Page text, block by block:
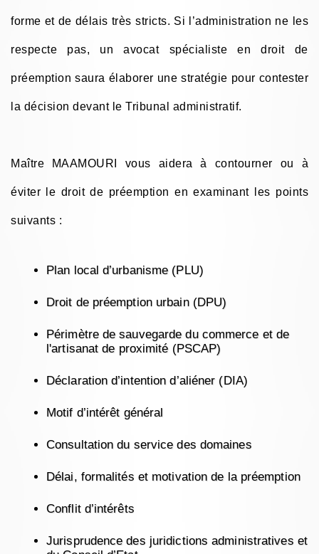
forme et de délais très stricts. Si l’administration ne les
respecte pas, un avocat spécialiste en droit de
préemption saura élaborer une stratégie pour contester
la décision devant le Tribunal administratif.
Maître MAAMOURI vous aidera à contourner ou à
éviter le droit de préemption en examinant les points
suivants :
Plan local d’urbanisme (PLU)
Droit de préemption urbain (DPU)
Périmètre de sauvegarde du commerce et de
l'artisanat de proximité (PSCAP)
Déclaration d’intention d’aliéner (DIA)
Motif d’intérêt général
Consultation du service des domaines
Délai, formalités et motivation de la préemption
Conflit d’intérêts
Jurisprudence des juridictions administratives et